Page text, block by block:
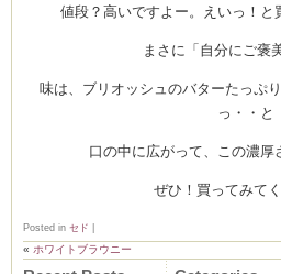
値段？高いですよー。えいっ！と
まさに「自分にご褒
味は、ブリオッシュのバターたっぷ
っ・・と
口の中に広がって、この濃厚
ぜひ！買ってみて
Posted in セド
« ホワイトブラウニー